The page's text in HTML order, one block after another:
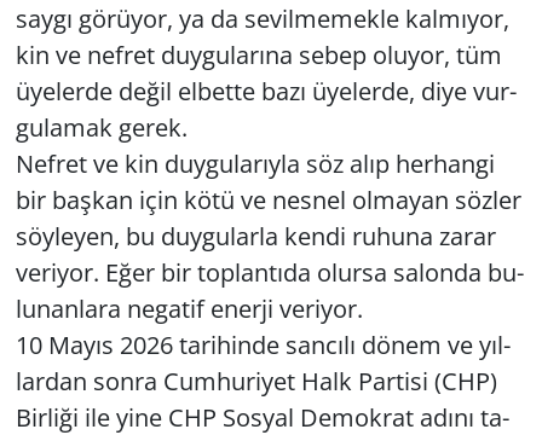
saygı gö­rü­yor, ya da se­vil­me­mek­le kal­mı­yor,
kin ve nef­ret duy­gu­la­rı­na sebep olu­yor, tüm
üye­ler­de değil el­bet­te bazı üye­ler­de, diye vur­
gu­la­mak gerek.
Nef­ret ve kin duy­gu­la­rıy­la söz alıp her­han­gi
bir baş­kan için kötü ve nes­nel ol­ma­yan söz­ler
söy­le­yen, bu duy­gu­lar­la kendi ru­hu­na zarar
ve­ri­yor. Eğer bir top­lan­tı­da olur­sa sa­lon­da bu­
lu­nan­la­ra ne­ga­tif ener­ji ve­ri­yor.
10 Mayıs 2026 ta­ri­hin­de san­cı­lı dönem ve yıl­
lar­dan sonra Cum­hu­ri­yet Halk Par­ti­si (CHP)
Bir­li­ği ile yine CHP Sos­yal De­mok­rat adını ta­